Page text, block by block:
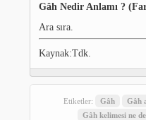
Gâh Nedir Anlamı ?
Ara sıra.
Kaynak:Tdk.
Etiketler: Gâh Gâh
Gâh kelimesi ne